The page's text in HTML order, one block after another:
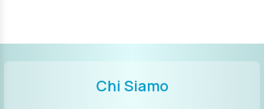
Chi Siamo